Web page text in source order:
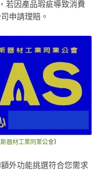
若因產品瑕疵導致消費
申請理賠。
器材工業同業公會）
外功能挑選符合您需求